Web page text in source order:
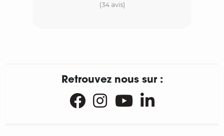
(34 avis)
Retrouvez nous sur :